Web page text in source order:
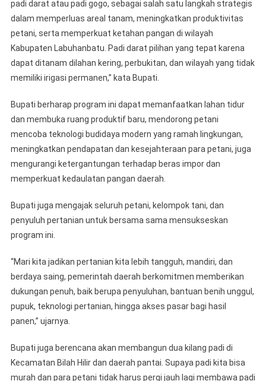
padi darat atau padi gogo, sebagai salah satu langkah strategis
dalam memperluas areal tanam, meningkatkan produktivitas
petani, serta memperkuat ketahan pangan di wilayah
Kabupaten Labuhanbatu. Padi darat pilihan yang tepat karena
dapat ditanam dilahan kering, perbukitan, dan wilayah yang tidak
memiliki irigasi permanen,” kata Bupati.
Bupati berharap program ini dapat memanfaatkan lahan tidur
dan membuka ruang produktif baru, mendorong petani
mencoba teknologi budidaya modern yang ramah lingkungan,
meningkatkan pendapatan dan kesejahteraan para petani, juga
mengurangi ketergantungan terhadap beras impor dan
memperkuat kedaulatan pangan daerah.
Bupati juga mengajak seluruh petani, kelompok tani, dan
penyuluh pertanian untuk bersama sama mensukseskan
program ini.
“Mari kita jadikan pertanian kita lebih tangguh, mandiri, dan
berdaya saing, pemerintah daerah berkomitmen memberikan
dukungan penuh, baik berupa penyuluhan, bantuan benih unggul,
pupuk, teknologi pertanian, hingga akses pasar bagi hasil
panen,” ujarnya.
Bupati juga berencana akan membangun dua kilang padi di
Kecamatan Bilah Hilir dan daerah pantai. Supaya padi kita bisa
murah dan para petani tidak harus pergi jauh lagi membawa padi